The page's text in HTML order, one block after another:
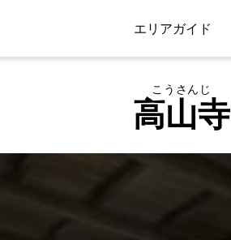
エリアガイド
高山寺
こうさんじ